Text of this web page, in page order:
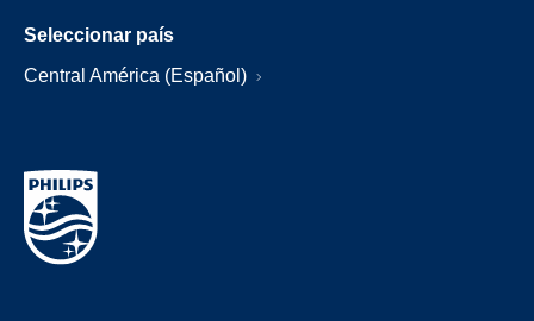
Seleccionar país
Central América (Español)